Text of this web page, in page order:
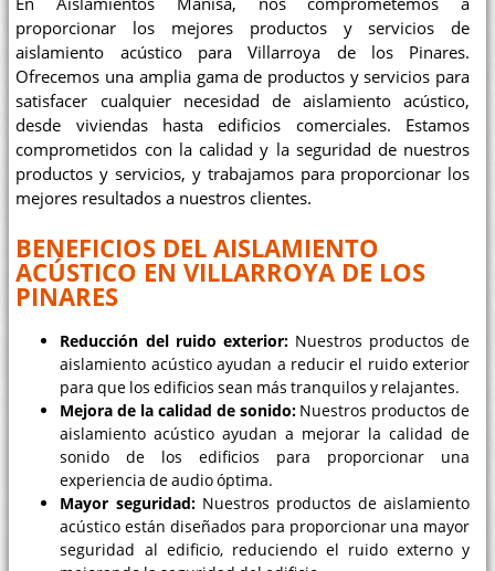
proporcionar los mejores productos y servicios de
aislamiento acústico para Villarroya de los Pinares.
Ofrecemos una amplia gama de productos y servicios para
satisfacer cualquier necesidad de aislamiento acústico,
desde viviendas hasta edificios comerciales. Estamos
comprometidos con la calidad y la seguridad de nuestros
productos y servicios, y trabajamos para proporcionar los
mejores resultados a nuestros clientes.
BENEFICIOS DEL AISLAMIENTO
ACÚSTICO EN VILLARROYA DE LOS
PINARES
Reducción del ruido exterior:Nuestros productos de
aislamiento acústico ayudan a reducir el ruido exterior
para que los edificios sean más tranquilos y relajantes.
Mejora de la calidad de sonido:Nuestros productos de
aislamiento acústico ayudan a mejorar la calidad de
sonido de los edificios para proporcionar una
experiencia de audio óptima.
Mayor seguridad:Nuestros productos de aislamiento
acústico están diseñados para proporcionar una mayor
seguridad al edificio, reduciendo el ruido externo y